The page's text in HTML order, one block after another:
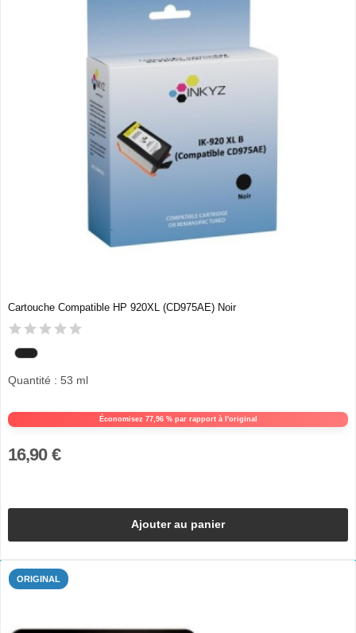
Cartouche Compatible HP 920XL (CD975AE) Noir
Économisez 77,96 % par rapport à l'original
Quantité : 53 ml
16,90 €
Ajouter au panier
ORIGINAL